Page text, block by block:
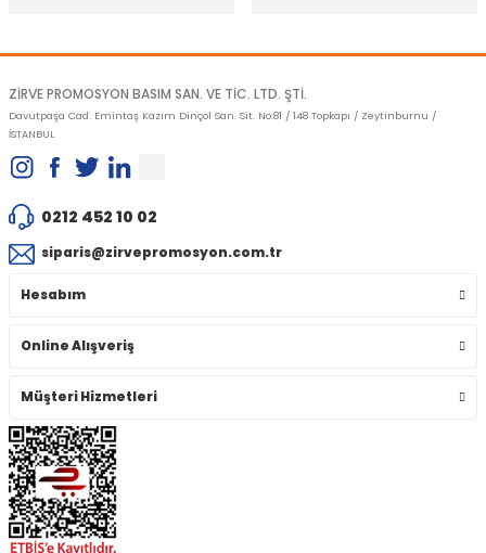
ZİRVE PROMOSYON BASIM SAN. VE TİC. LTD. ŞTİ.
Davutpaşa Cad. Emintaş Kazım Dinçol San. Sit. No:81 / 148 Topkapı / Zeytinburnu /
İSTANBUL
0212 452 10 02
siparis@zirvepromosyon.com.tr
Hesabım
Online Alışveriş
Müşteri Hizmetleri